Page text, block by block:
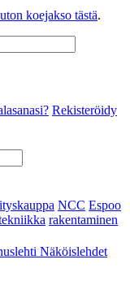
koejakso tästä.
Rekisteröidy
NCC Espoo
rakentaminen
Näköislehdet